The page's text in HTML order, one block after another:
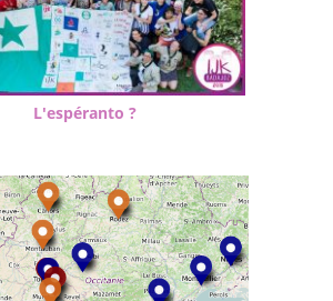
L'espéranto ?